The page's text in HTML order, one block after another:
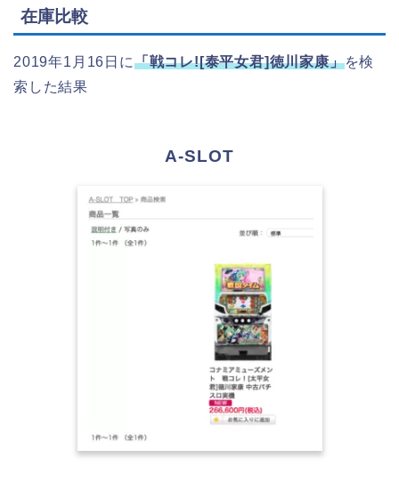
在庫比較
2019年1月16日に「戦コレ![泰平女君]徳川家康」を検
索した結果
A-SLOT